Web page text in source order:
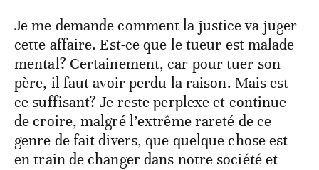
Je me demande comment la justice va juger
cette affaire. Est-ce que le tueur est malade
mental? Certainement, car pour tuer son
père, il faut avoir perdu la raison. Mais est-
ce suffisant? Je reste perplexe et continue
de croire, malgré l’extrême rareté de ce
genre de fait divers, que quelque chose est
en train de changer dans notre société et